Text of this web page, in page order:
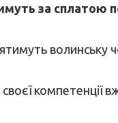
за сплатою
волинську
компетенції